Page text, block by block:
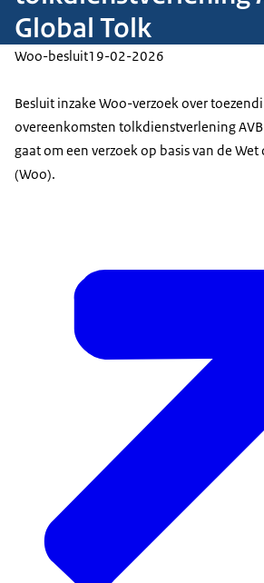
Global Tolk
Woo-besluit19-02-2026
Besluit inzake Woo-verzoek over
overeenkomsten tolkdienstverlening
gaat om een verzoek op basis van de
(Woo).